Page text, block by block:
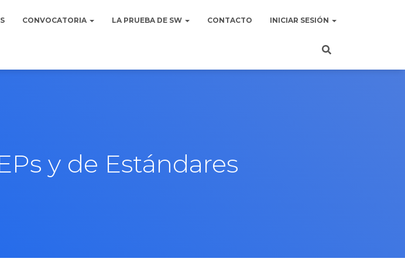
CONVOCATORIA LA PRUEBA DE SW CONTACTO INICIAR SESIÓN
y de Estándares